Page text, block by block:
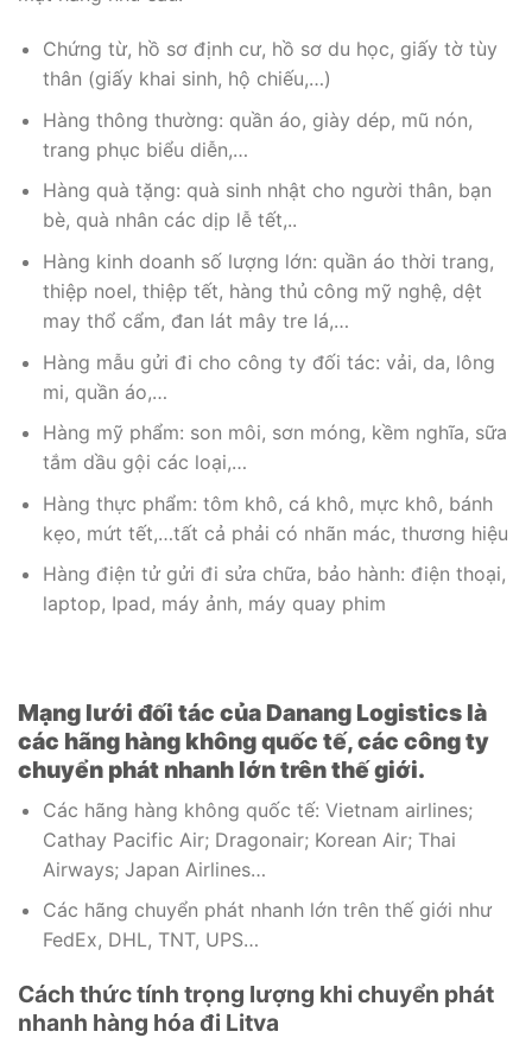
Chứng từ, hồ sơ định cư, hồ sơ du học, giấy tờ tùy
thân (giấy khai sinh, hộ chiếu,…)
Hàng thông thường: quần áo, giày dép, mũ nón,
trang phục biểu diễn,…
Hàng quà tặng: quà sinh nhật cho người thân, bạn
bè, quà nhân các dịp lễ tết,..
Hàng kinh doanh số lượng lớn: quần áo thời trang,
thiệp noel, thiệp tết, hàng thủ công mỹ nghệ, dệt
may thổ cẩm, đan lát mây tre lá,…
Hàng mẫu gửi đi cho công ty đối tác: vải, da, lông
mi, quần áo,…
Hàng mỹ phẩm: son môi, sơn móng, kềm nghĩa, sữa
tắm dầu gội các loại,…
Hàng thực phẩm: tôm khô, cá khô, mực khô, bánh
kẹo, mứt tết,…tất cả phải có nhãn mác, thương hiệu
Hàng điện tử gửi đi sửa chữa, bảo hành: điện thoại,
laptop, Ipad, máy ảnh, máy quay phim
Mạng lưới đối tác của Danang Logistics là
các hãng hàng không quốc tế, các công ty
chuyển phát nhanh lớn trên thế giới.
Các hãng hàng không quốc tế: Vietnam airlines;
Cathay Pacific Air; Dragonair; Korean Air; Thai
Airways; Japan Airlines…
Các hãng chuyển phát nhanh lớn trên thế giới như
FedEx, DHL, TNT, UPS…
Cách thức tính trọng lượng khi chuyển phát
nhanh hàng hóa đi Litva